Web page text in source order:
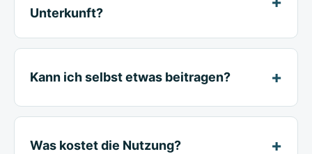
Unterkunft?
Kann ich selbst etwas beitragen?
Was kostet die Nutzung?